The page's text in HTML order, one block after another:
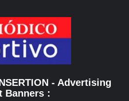
- Advertising
Banners :